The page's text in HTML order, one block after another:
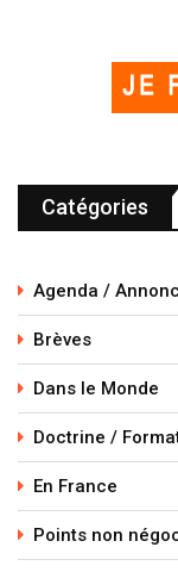
Catégories
Agenda /
Brèves
Dans le Monde
Doctrine /
En France
Points non